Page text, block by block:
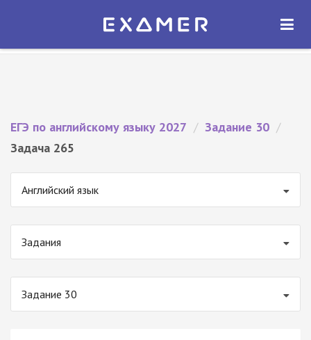
Экзамер — ЕГЭ 2027
ОТКРЫТЬ
ЕГЭ по английскому языку 2027 / Задание 30 /
Задача 265
Английский язык
Задания
Задание 30